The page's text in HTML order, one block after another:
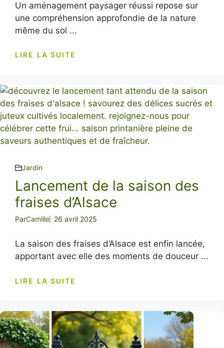
Un aménagement paysager réussi repose sur
une compréhension approfondie de la nature
même du sol ...
LIRE LA SUITE
Jardin
Lancement de la saison des
fraises d’Alsace
ParCamille 26 avril 2025
La saison des fraises d’Alsace est enfin lancée,
apportant avec elle des moments de douceur ...
LIRE LA SUITE